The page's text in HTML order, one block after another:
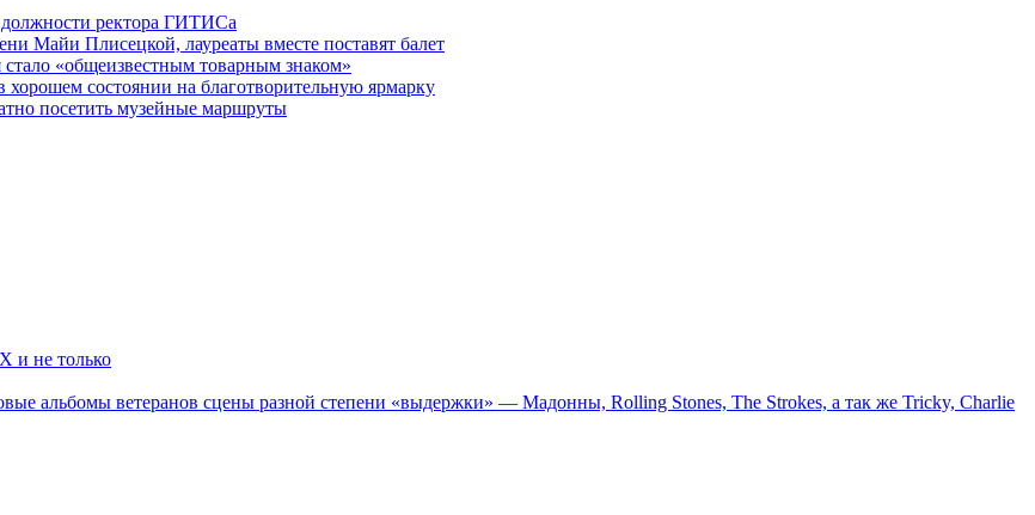
ректора ГИТИСа
Майи Плисецкой, лауреаты вместе поставят балет
«общеизвестным товарным знаком»
состоянии на благотворительную ярмарку
посетить музейные маршруты
и не только
альбомы ветеранов сцены разной степени «выдержки» — Мадонны, Rolling Stones, The Strokes, а так же Tricky, Charlie